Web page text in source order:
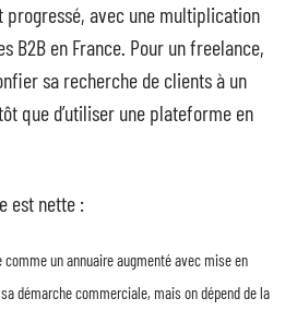
avec une multiplication
B2B en France. Pour un freelance,
sa recherche de clients à un
que d’utiliser une plateforme en
est nette :
un annuaire augmenté avec mise en
démarche commerciale, mais on dépend de la